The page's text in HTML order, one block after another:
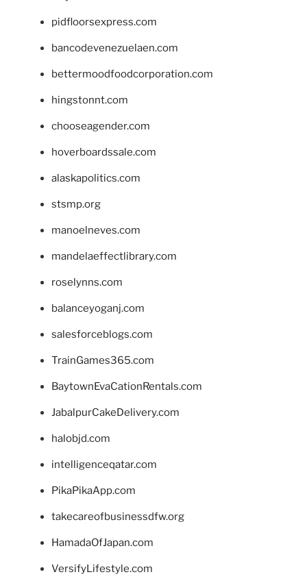
pidfloorsexpress.com
bancodevenezuelaen.com
bettermoodfoodcorporation.com
hingstonnt.com
chooseagender.com
hoverboardssale.com
alaskapolitics.com
stsmp.org
manoelneves.com
mandelaeffectlibrary.com
roselynns.com
balanceyoganj.com
salesforceblogs.com
TrainGames365.com
BaytownEvaCationRentals.com
JabalpurCakeDelivery.com
halobjd.com
intelligenceqatar.com
PikaPikaApp.com
takecareofbusinessdfw.org
HamadaOfJapan.com
VersifyLifestyle.com